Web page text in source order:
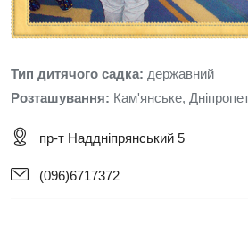
Тип дитячого садка: державний
Розташування: Кам'янське,
пр-т Наддніпрянський 5
(096)6717372